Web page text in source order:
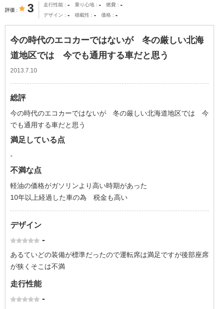
評価 3 走行性能 - 乗り心地 - 燃費 -
デザイン - 積載性 - 価格 -
今の時代のエコカーではないが 冬の厳しい北海
道地区では 今でも通用する車だと思う
2013.7.10
総評
今の時代のエコカーではないが 冬の厳しい北海道地区では 今
でも通用する車だと思う
満足している点
-
不満な点
軽油の価格がガソリンより高い時期があった
10年以上経過した車の為 税金も高い
デザイン
-
あるていどの装備が標準だったので運転席は満足ですが後部座席
が狭くそこは不満
走行性能
-